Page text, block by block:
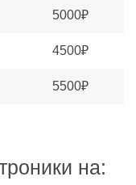
5000₽
4500₽
5500₽
на: